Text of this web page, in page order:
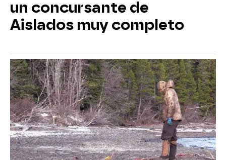
un concursante de
Aislados muy completo